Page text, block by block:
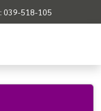
039-518-105